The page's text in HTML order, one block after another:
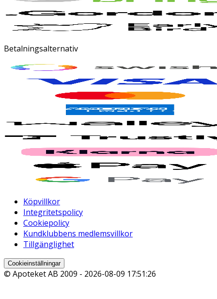
Betalningsalternativ
Köpvillkor
Integritetspolicy
Cookiepolicy
Kundklubbens medlemsvillkor
Tillgänglighet
Cookieinställningar
© Apoteket AB 2009 - 2026-08-09 17:51:26